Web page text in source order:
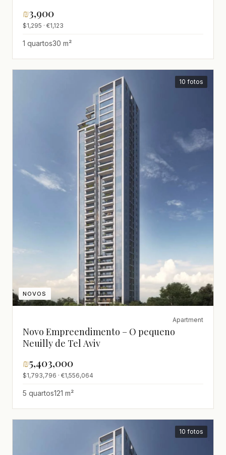
quieto,Reformado,espaçoso
₪3,900
$1,295 · €1,123
1 quartos30 m²
NOVOS
10 fotos
Apartment
Novo Empreendimento – O pequeno
Neuilly de Tel Aviv
₪5,403,000
$1,793,796 · €1,556,064
5 quartos121 m²
10 fotos